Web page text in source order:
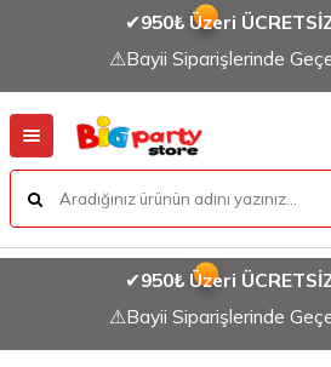
✔950₺ Üzeri
⚠Bayii Siparişlerinde
✔950₺ Üzeri
⚠Bayii Siparişlerinde